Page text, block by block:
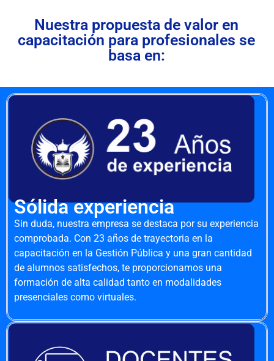
Nuestra propuesta de valor en
capacitación para profesionales se
basa en:
Sólida experiencia
Sin duda, nuestra empresa se destaca por su experiencia
comprobada. Con 23 años de trayectoria en la
capacitación en la Gestión Pública y una gran cantidad
de alumnos satisfechos, te proporcionamos una
formación de alta calidad tanto en modalidades
presenciales como virtuales.